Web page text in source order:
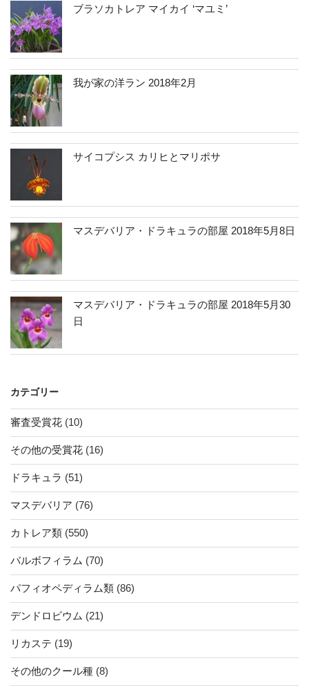
ブラソカトレア マイカイ ‘マユミ’
我が家の洋ラン 2018年2月
サイコプシス カリヒとマリポサ
マスデバリア・ドラキュラの部屋 2018年5月8日
マスデバリア・ドラキュラの部屋 2018年5月30
日
カテゴリー
審査受賞花 (10)
その他の受賞花 (16)
ドラキュラ (51)
マスデバリア (76)
カトレア類 (550)
バルボフィラム (70)
パフィオペディラム類 (86)
デンドロビウム (21)
リカステ (19)
その他のクール種 (8)